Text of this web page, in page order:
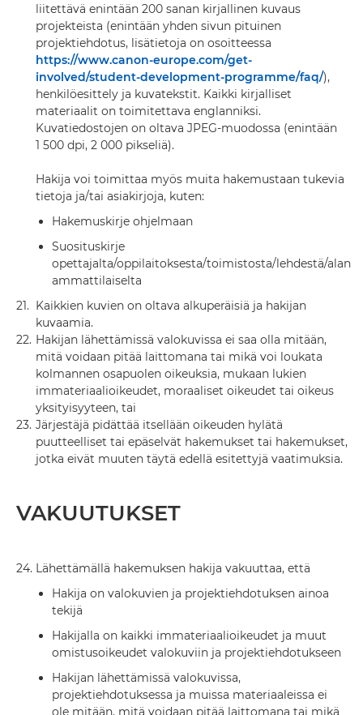
liitettävä enintään 200 sanan kirjallinen kuvaus
projekteista (enintään yhden sivun pituinen
projektiehdotus, lisätietoja on osoitteessa
https://www.canon-europe.com/get-
involved/student-development-programme/faq/),
henkilöesittely ja kuvatekstit. Kaikki kirjalliset
materiaalit on toimitettava englanniksi.
Kuvatiedostojen on oltava JPEG-muodossa (enintään
1 500 dpi, 2 000 pikseliä).
Hakija voi toimittaa myös muita hakemustaan tukevia
tietoja ja/tai asiakirjoja, kuten:
Hakemuskirje ohjelmaan
Suosituskirje
opettajalta/oppilaitoksesta/toimistosta/lehdestä/alan
ammattilaiselta
21. Kaikkien kuvien on oltava alkuperäisiä ja hakijan
kuvaamia.
22. Hakijan lähettämissä valokuvissa ei saa olla mitään,
mitä voidaan pitää laittomana tai mikä voi loukata
kolmannen osapuolen oikeuksia, mukaan lukien
immateriaalioikeudet, moraaliset oikeudet tai oikeus
yksityisyyteen, tai
23. Järjestäjä pidättää itsellään oikeuden hylätä
puutteelliset tai epäselvät hakemukset tai hakemukset,
jotka eivät muuten täytä edellä esitettyjä vaatimuksia.
VAKUUTUKSET
24. Lähettämällä hakemuksen hakija vakuuttaa, että
Hakija on valokuvien ja projektiehdotuksen ainoa
tekijä
Hakijalla on kaikki immateriaalioikeudet ja muut
omistusoikeudet valokuviin ja projektiehdotukseen
Hakijan lähettämissä valokuvissa,
projektiehdotuksessa ja muissa materiaaleissa ei
ole mitään, mitä voidaan pitää laittomana tai mikä